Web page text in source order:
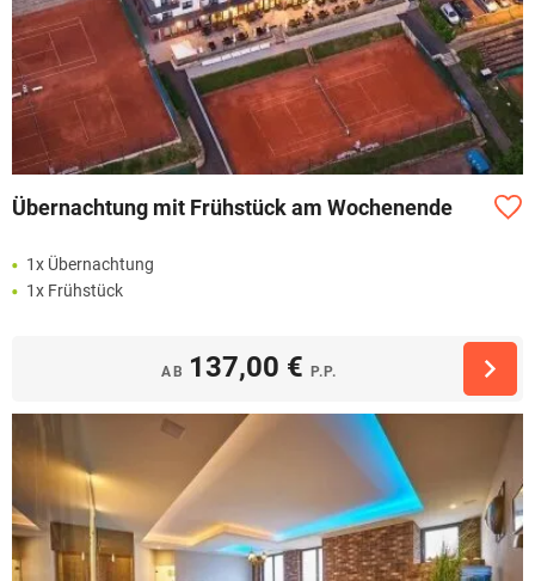
Übernachtung mit Frühstück am Wochenende
1x Übernachtung
1x Frühstück
AB 137,00 € P.P.